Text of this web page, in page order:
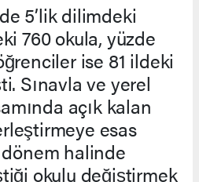
5’lik dilimdeki
760 okula, yüzde
ise 81 ildeki
Sınavla ve yerel
açık kalan
esas
halinde
okulu değiştirmek